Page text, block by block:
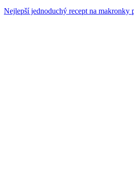
Nejlepší jednoduchý recept na makronky